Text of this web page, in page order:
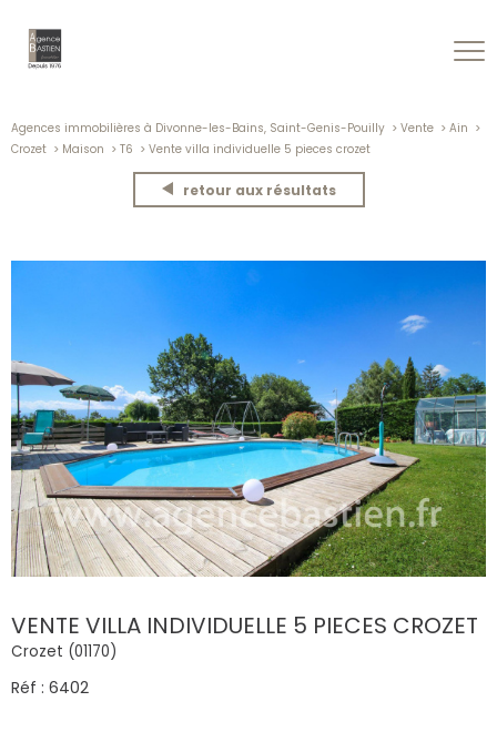
Agences immobilières à Divonne-les-Bains, Saint-Genis-Pouilly Vente
Ain
Crozet
Maison T6 Vente villa individuelle 5 pieces crozet
retour aux résultats
VENTE VILLA INDIVIDUELLE 5 PIECES CROZET
Crozet (01170)
Réf : 6402